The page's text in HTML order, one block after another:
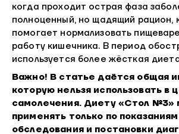
когда проходит острая фаза
полноценный, но щадящий рацион,
помогает нормализовать
работу кишечника. В период
используется более жёсткая
Важно! В статье даётся общая
которую нельзя использовать в
самолечения. Диету «Стол №3»
применять только по
обследования и постановки